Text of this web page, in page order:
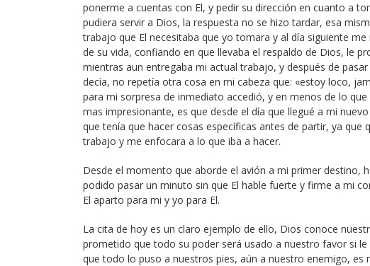
ponerme a cuentas con El, y pedir su dirección en cuanto a
pudiera servir a Dios, la respuesta no se hizo tardar, esa
trabajo que El necesitaba que yo tomara y al día siguiente
de su vida, confiando en que llevaba el respaldo de Dios, le
mientras aun entregaba mi actual trabajo, y después de
decía, no repetía otra cosa en mi cabeza que: «estoy loco,
para mi sorpresa de inmediato accedió, y en menos de lo
mas impresionante, es que desde el día que llegué a mi
que tenía que hacer cosas específicas antes de partir, ya
trabajo y me enfocara a lo que iba a hacer.
Desde el momento que aborde el avión a mi primer destino,
podido pasar un minuto sin que El hable fuerte y firme a mi
El aparto para mi y yo para El.
La cita de hoy es un claro ejemplo de ello, Dios conoce
prometido que todo su poder será usado a nuestro favor si
que todo lo puso a nuestros pies, aún a nuestro enemigo,